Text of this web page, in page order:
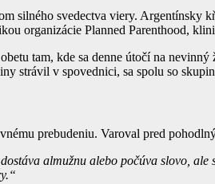
silného svedectva viery.
organizácie Planned Parenthood,
tam, kde sa denne útočí na
strávil v spovednici, sa spolu so
prebudeniu. Varoval pred
almužnu alebo počúva slovo, ale